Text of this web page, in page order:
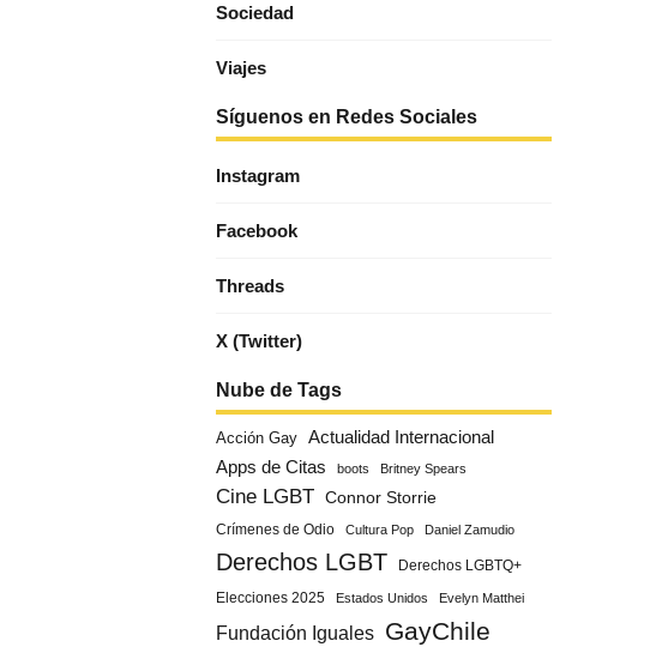
Sociedad
Viajes
Síguenos en Redes Sociales
Instagram
Facebook
Threads
X (Twitter)
Nube de Tags
Acción Gay
Actualidad Internacional
Apps de Citas
boots Britney Spears
Cine LGBT Connor Storrie
Crímenes de Odio Cultura Pop Daniel Zamudio
Derechos LGBT
Derechos LGBTQ+
Elecciones 2025
Estados Unidos Evelyn Matthei
Fundación Iguales GayChile